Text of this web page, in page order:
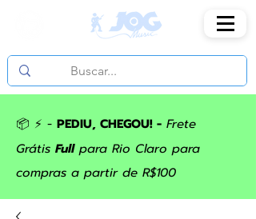
📦 ⚡ - PEDIU, CHEGOU! - Frete
Grátis Fullpara Rio Claro para
compras a partir de R$100